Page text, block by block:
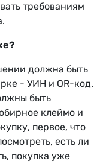
требованиям
должна быть
- УИН и QR-код.
быть
клеймо и
первое, что
есть ли
покупка уже